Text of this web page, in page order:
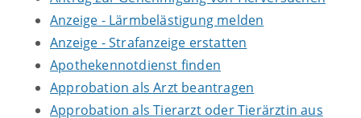
Anzeige - Lärmbelästigung melden
Anzeige - Strafanzeige erstatten
Apothekennotdienst finden
Approbation als Arzt beantragen
Approbation als Tierarzt oder Tierärztin aus